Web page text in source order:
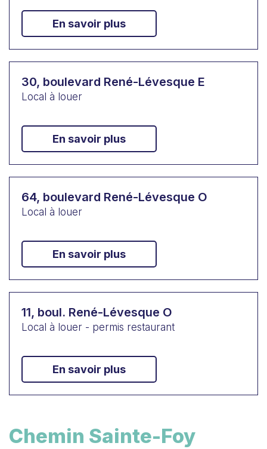
En savoir plus
30, boulevard René-Lévesque E
Local à louer
En savoir plus
64, boulevard René-Lévesque O
Local à louer
En savoir plus
11, boul. René-Lévesque O
Local à louer - permis restaurant
En savoir plus
Chemin Sainte-Foy